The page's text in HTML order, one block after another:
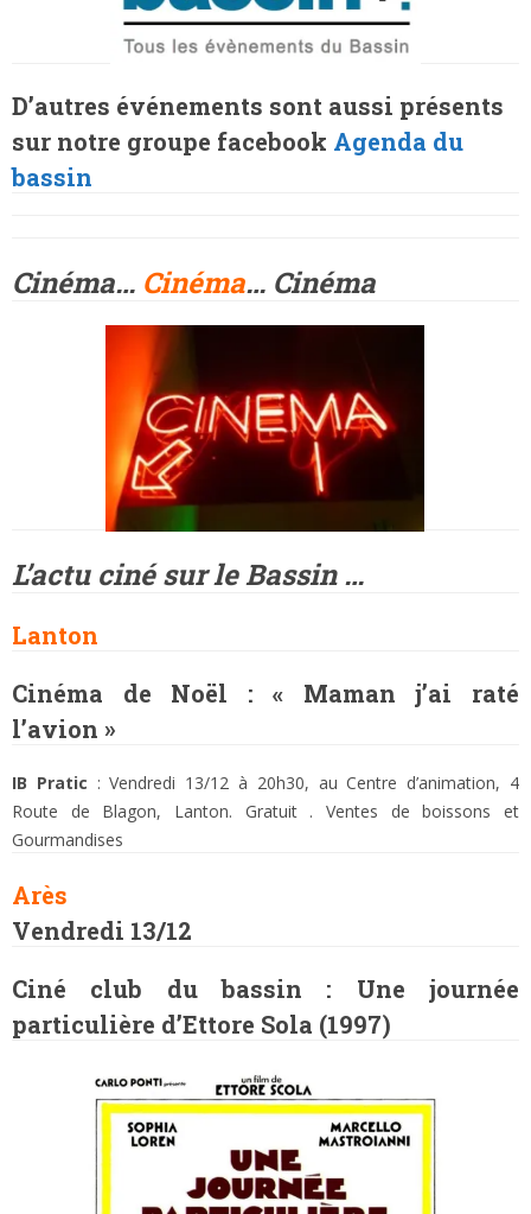
D’autres événements sont aussi présents
sur notre groupe facebook Agenda du
bassin
Cinéma… Cinéma… Cinéma
L’actu ciné sur le Bassin …
Lanton
Cinéma de Noël : « Maman j’ai raté
l’avion »
IB Pratic : Vendredi 13/12 à 20h30, au Centre d’animation, 4
Route de Blagon, Lanton. Gratuit . Ventes de boissons et
Gourmandises
Arès
Vendredi 13/12
Ciné club du bassin : Une journée
particulière d’Ettore Sola (1997)